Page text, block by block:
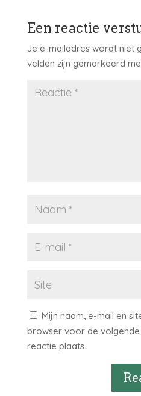
Een reactie
Je e-mailadres wordt niet
velden zijn gemarkeerd
Mijn naam, e-mail en
browser voor de
reactie plaats.